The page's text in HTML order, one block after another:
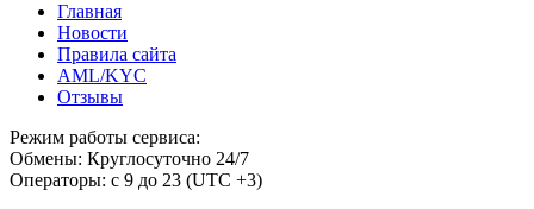
Главная
Новости
Правила сайта
AML/KYC
Отзывы
Режим работы сервиса:
Обмены: Круглосуточно 24/7
Операторы: с 9 до 23 (UTC +3)